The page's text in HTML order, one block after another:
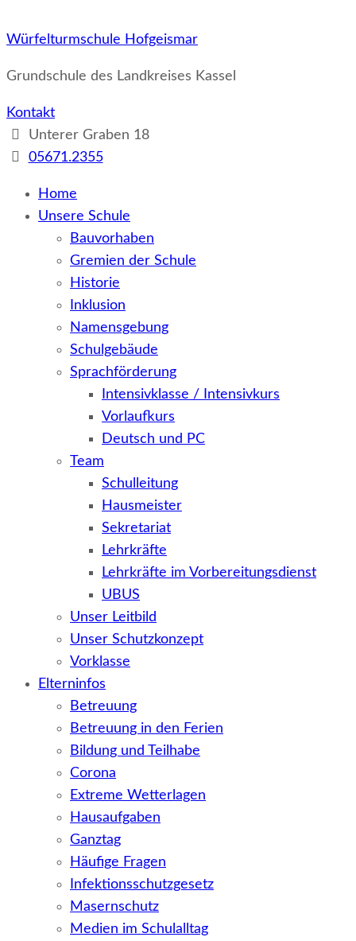
Würfelturmschule Hofgeismar
Grundschule des Landkreises Kassel
Kontakt
Unterer Graben 18
05671.2355
Home
Unsere Schule
Bauvorhaben
Gremien der Schule
Historie
Inklusion
Namensgebung
Schulgebäude
Sprachförderung
Intensivklasse / Intensivkurs
Vorlaufkurs
Deutsch und PC
Team
Schulleitung
Hausmeister
Sekretariat
Lehrkräfte
Lehrkräfte im Vorbereitungsdienst
UBUS
Unser Leitbild
Unser Schutzkonzept
Vorklasse
Elterninfos
Betreuung
Betreuung in den Ferien
Bildung und Teilhabe
Corona
Extreme Wetterlagen
Hausaufgaben
Ganztag
Häufige Fragen
Infektionsschutzgesetz
Masernschutz
Medien im Schulalltag